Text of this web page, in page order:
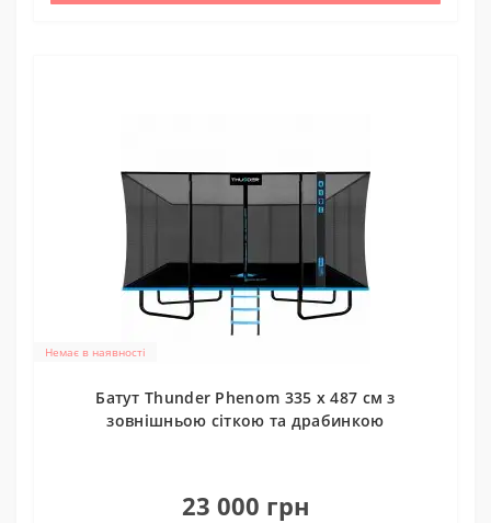
Немає в наявності
Батут Thunder Phenom 335 х 487 см з
зовнішньою сіткою та драбинкою
23 000 грн